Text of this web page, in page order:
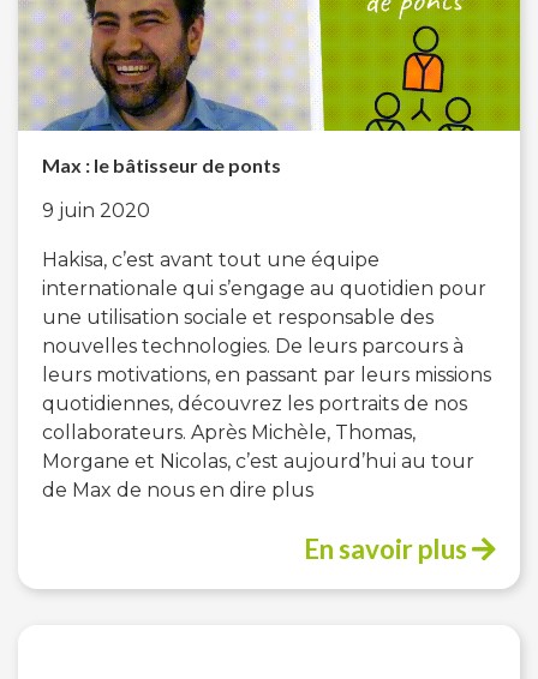
Max : le bâtisseur de ponts
9 juin 2020
Hakisa, c’est avant tout une équipe
internationale qui s’engage au quotidien pour
une utilisation sociale et responsable des
nouvelles technologies. De leurs parcours à
leurs motivations, en passant par leurs missions
quotidiennes, découvrez les portraits de nos
collaborateurs. Après Michèle, Thomas,
Morgane et Nicolas, c’est aujourd’hui au tour
de Max de nous en dire plus
En savoir plus